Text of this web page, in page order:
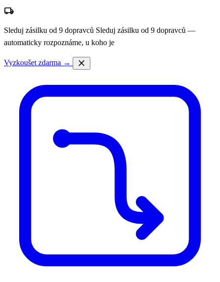
local_shipping
Sleduj zásilku od 9 dopravců Sleduj zásilku od 9 dopravců —
automaticky rozpoznáme, u koho je
Vyzkoušet zdarma → close